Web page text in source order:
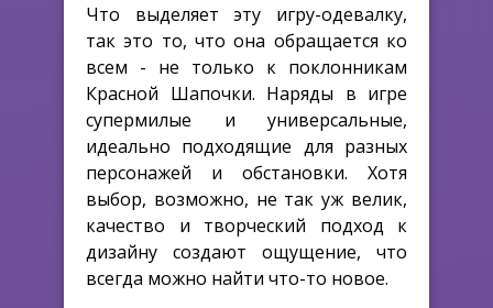
Что выделяет эту игру-одевалку,
так это то, что она обращается ко
всем - не только к поклонникам
Красной Шапочки. Наряды в игре
супермилые и универсальные,
идеально подходящие для разных
персонажей и обстановки. Хотя
выбор, возможно, не так уж велик,
качество и творческий подход к
дизайну создают ощущение, что
всегда можно найти что-то новое.